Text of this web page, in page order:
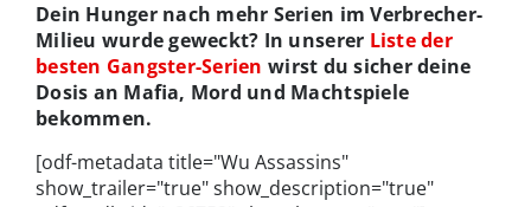
Dein Hunger nach mehr Serien im Verbrecher-
Milieu wurde geweckt? In unserer Liste der
besten Gangster-Serien wirst du sicher deine
Dosis an Mafia, Mord und Machtspiele
bekommen.
[odf-metadata title="Wu Assassins"
show_trailer="true" show_description="true"